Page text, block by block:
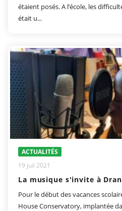
étaient posés. A l’école, les
était u...
ACTUALITÉS
19 juil 2021
La musique s'invite à
Pour le début des vacances
House Conservatory, implantée